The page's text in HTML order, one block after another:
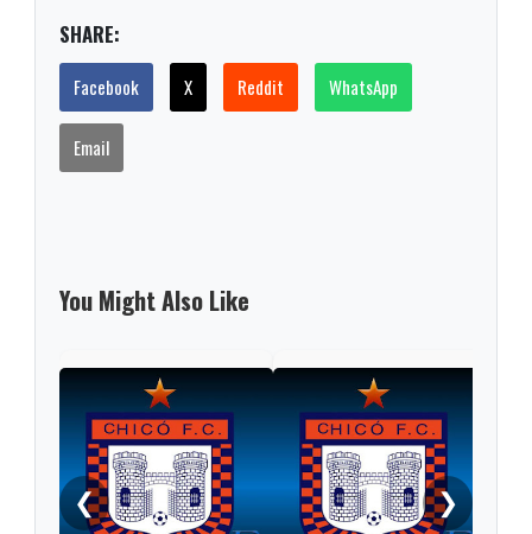
SHARE:
Facebook X Reddit WhatsApp
Email
You Might Also Like
❮ ❯